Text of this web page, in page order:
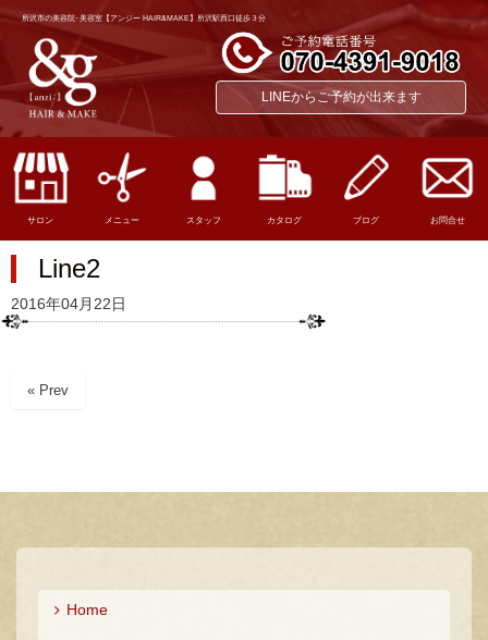
所沢市の美容院･美容室【アンジー HAIR&MAKE】所沢駅西口徒歩３分
LINEからご予約が出来ます
サロン メニュー スタッフ カタログ ブログ お問合せ
Line2
2016年04月22日
« Prev
Home